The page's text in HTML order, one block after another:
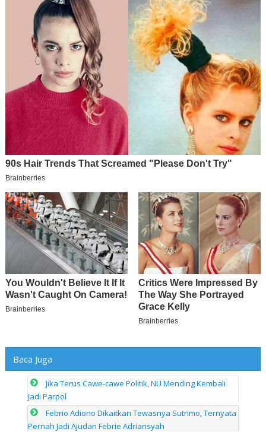
Baca Juga
Jika Terus Cawe-cawe Politik, NU Mending Kembali
Jadi Parpol
Febrio Adiono Dikaitkan Tewasnya Sutrimo, Ternyata
Pernah Jadi Ajudan Febrie Adriansyah